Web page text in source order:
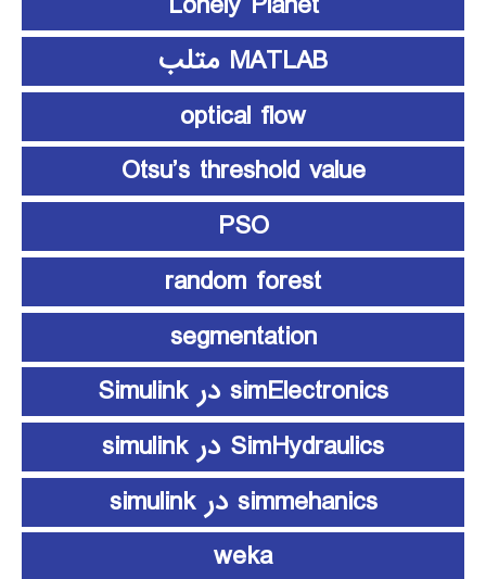
MATLAB متلب
optical flow
Otsu’s threshold value
PSO
random forest
segmentation
simElectronics در Simulink
SimHydraulics در simulink
simmehanics در simulink
weka